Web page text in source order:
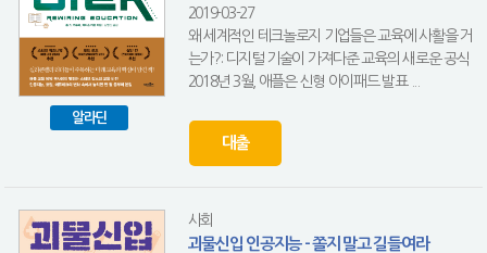
알라딘
2019-03-27
왜 세계적인 테크놀로지 기업들은 교육에 사활을 거
는가?: 디지털 기술이 가져다준 교육의 새로운 공식
2018년 3월, 애플은 신형 아이패드 발표 ...
대출
사회
괴물신입 인공지능 - 쫄지 말고 길들여라